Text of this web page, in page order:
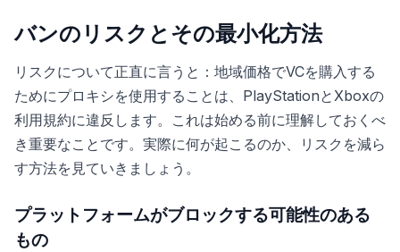
バンのリスクとその最小化方法
リスクについて正直に言うと：地域価格でVCを購入する
ためにプロキシを使用することは、PlayStationとXboxの
利用規約に違反します。これは始める前に理解しておくべ
き重要なことです。実際に何が起こるのか、リスクを減ら
す方法を見ていきましょう。
プラットフォームがブロックする可能性のある
もの